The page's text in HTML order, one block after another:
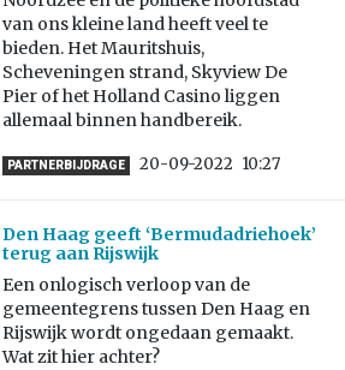
van ons kleine land heeft veel te
bieden. Het Mauritshuis,
Scheveningen strand, Skyview De
Pier of het Holland Casino liggen
allemaal binnen handbereik.
PARTNERBIJDRAGE 20-09-2022 10:27
Den Haag geeft ‘Bermudadriehoek’
terug aan Rijswijk
Een onlogisch verloop van de
gemeentegrens tussen Den Haag en
Rijswijk wordt ongedaan gemaakt.
Wat zit hier achter?